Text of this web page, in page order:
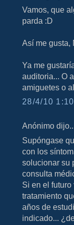
Vamos, que
parda :D
Así me gusta,
Ya me
auditoria... O
amiguetes o
28/4/10
Anónimo
Supóngase
con los
solucionar su
consulta
Si en el
tratamiento
años de
indicado...